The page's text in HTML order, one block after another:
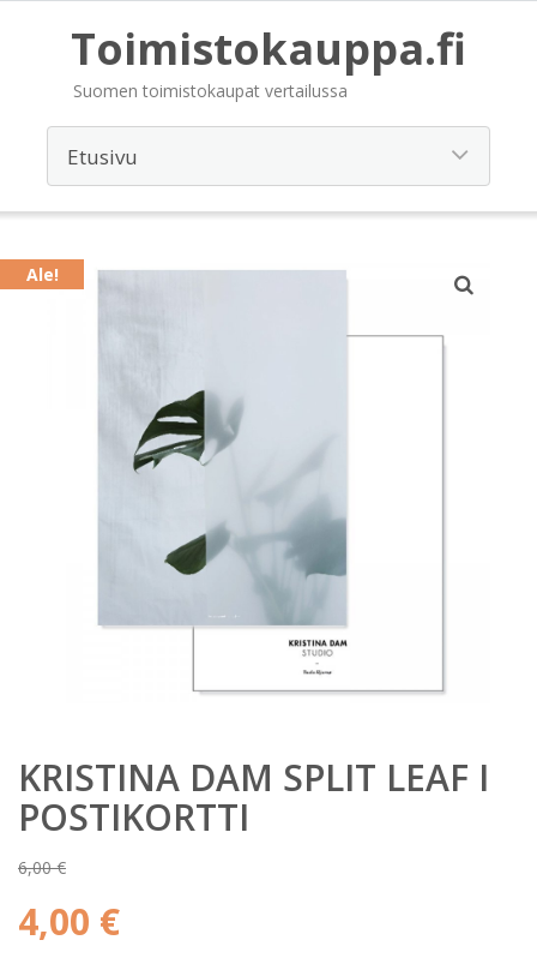
Toimistokauppa.fi
Suomen toimistokaupat vertailussa
Ale!
KRISTINA DAM SPLIT LEAF I
POSTIKORTTI
6,00€
Alkuperäinen
hinta
4,00 €